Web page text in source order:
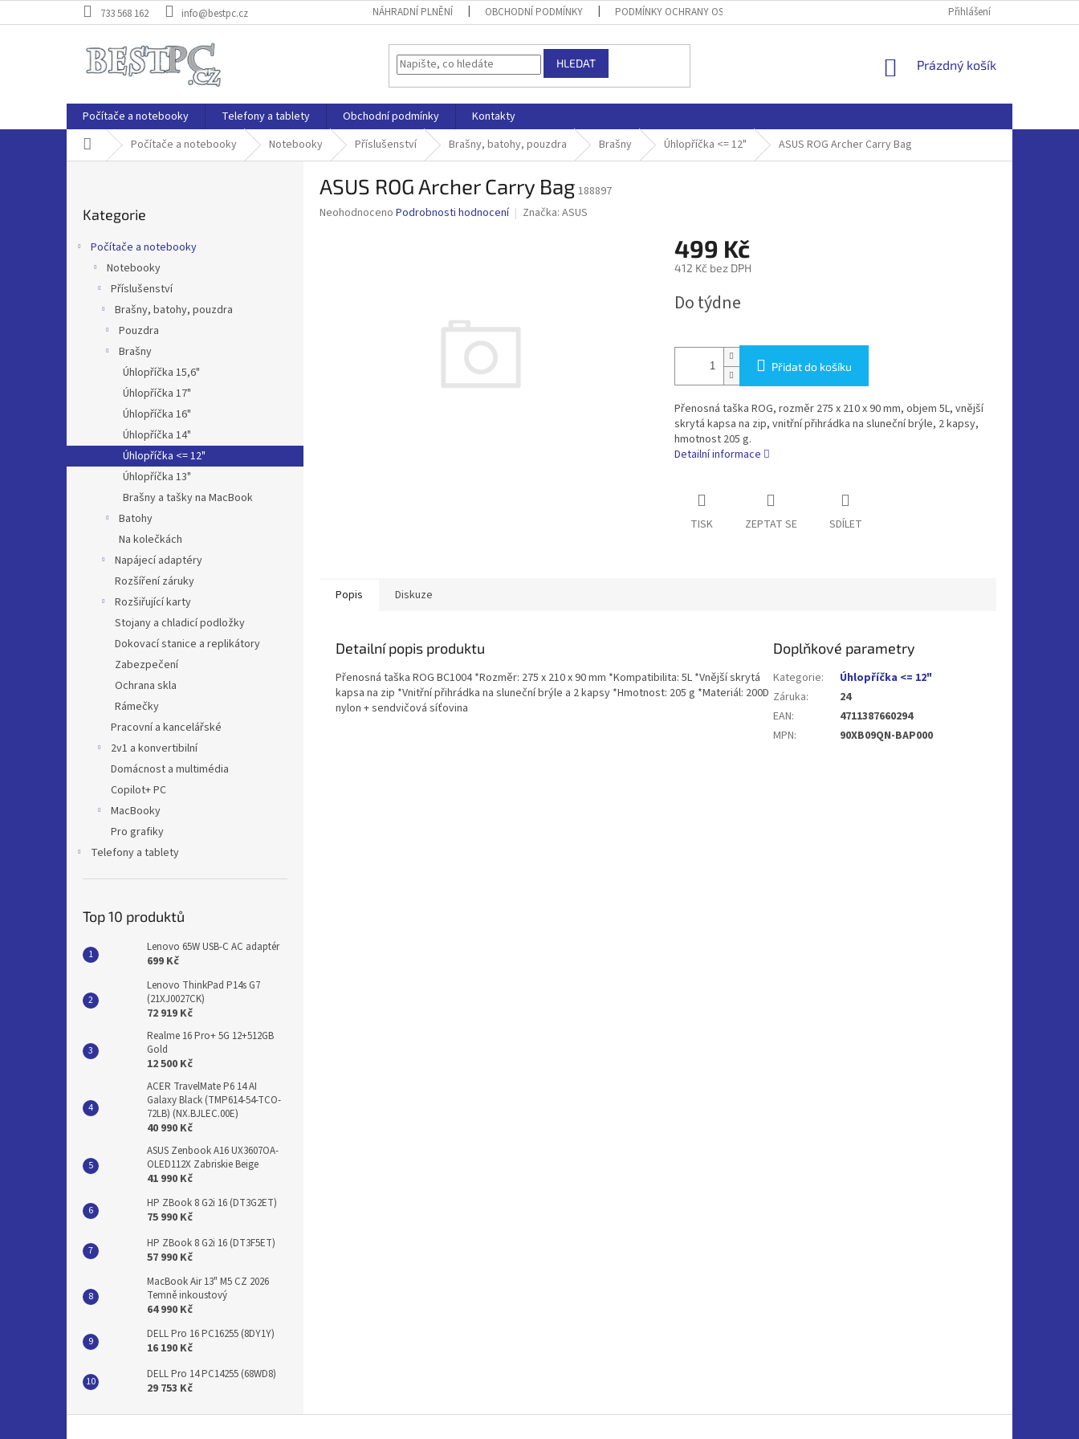
na
733 568 162 info@bestpc.cz NÁHRADNÍ PLNĚNÍ OBCHODNÍ PODMÍNKY PODMÍNKY OCHRANY OSOBNÍCH ÚDAJŮ Přihlášení
HLEDAT
NÁKUPNÍ
Prázdný košík
Počítače a notebooky Telefony a tablety Obchodní podmínky
Kontakty
Domů Počítače a notebooky Notebooky Příslušenství Brašny, batohy, pouzdra Brašny Úhlopříčka <= 12" ASUS ROG Archer Carry Bag
kategorie
Kategorie
Počítače a notebooky
Notebooky
Příslušenství
Brašny, batohy, pouzdra
Pouzdra
Brašny
Úhlopříčka 15,6"
Úhlopříčka 17"
Úhlopříčka 16"
Úhlopříčka 14"
Úhlopříčka <= 12"
Úhlopříčka 13"
Brašny a tašky na MacBook
Batohy
Na kolečkách
Napájecí adaptéry
Rozšíření záruky
Rozšiřující karty
Stojany a chladicí podložky
Dokovací stanice a replikátory
Zabezpečení
Ochrana skla
Rámečky
Pracovní a kancelářské
2v1 a konvertibilní
Domácnost a multimédia
Copilot+ PC
MacBooky
Pro grafiky
Telefony a tablety
Top 10 produktů
Lenovo 65W USB-C AC adaptér
699 Kč
Lenovo ThinkPad P14s G7
(21XJ0027CK)
72 919 Kč
Realme 16 Pro+ 5G 12+512GB
Gold
12 500 Kč
ACER TravelMate P6 14 AI
Galaxy Black (TMP614-54-TCO-
72LB) (NX.BJLEC.00E)
40 990 Kč
ASUS Zenbook A16 UX3607OA-
OLED112X Zabriskie Beige
41 990 Kč
HP ZBook 8 G2i 16 (DT3G2ET)
75 990 Kč
HP ZBook 8 G2i 16 (DT3F5ET)
57 990 Kč
MacBook Air 13" M5 CZ 2026
Temně inkoustový
64 990 Kč
DELL Pro 16 PC16255 (8DY1Y)
16 190 Kč
DELL Pro 14 PC14255 (68WD8)
29 753 Kč
ASUS ROG Archer Carry Bag 188897
Průměrné
Neohodnoceno Podrobnosti hodnocení Značka: ASUS
499 Kč
412 Kč bez DPH
cena:
Do týdne
Přidat do košíku
Přenosná taška ROG, rozměr 275 x 210 x 90 mm, objem 5L, vnější
skrytá kapsa na zip, vnitřní přihrádka na sluneční brýle, 2 kapsy,
hmotnost 205 g.
Detailní informace
TISK ZEPTAT SE SDÍLET
Popis Diskuze
Detailní popis produktu
Přenosná taška ROG BC1004 *Rozměr: 275 x 210 x 90 mm *Kompatibilita: 5L *Vnější skrytá
kapsa na zip *Vnitřní přihrádka na sluneční brýle a 2 kapsy *Hmotnost: 205 g *Materiál: 200D
nylon + sendvičová síťovina
Doplňkové parametry
Kategorie:
Úhlopříčka <= 12"
Záruka:
24
EAN:
4711387660294
MPN: 90XB09QN-BAP000